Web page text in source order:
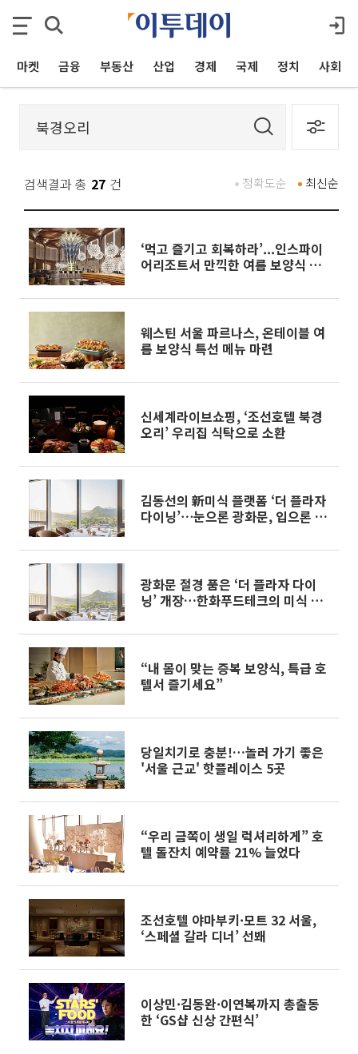
마켓 금융 부동산 산업 경제 국제 정치 사회
검색결과 총 27 건 최신순
정확도순
‘먹고 즐기고 회복하라’...인스파이
어리조트서 만끽한 여름 보양식 여
웨스틴 서울 파르나스, 온테이블 여
름 보양식 특선 메뉴 마련
신세계라이브쇼핑, ‘조선호텔 북경
오리’ 우리집 식탁으로 소환
김동선의 新미식 플랫폼 ‘더 플라자
다이닝’⋯눈으론 광화문, 입으론 파
광화문 절경 품은 ‘더 플라자 다이
닝’ 개장…한화푸드테크의 미식 승
“내 몸이 맞는 증복 보양식, 특급 호
텔서 즐기세요”
당일치기로 충분!…놀러 가기 좋은
'서울 근교' 핫플레이스 5곳
“우리 금쪽이 생일 럭셔리하게” 호
텔 돌잔치 예약률 21% 늘었다
조선호텔 야마부키·모트 32 서울,
‘스페셜 갈라 디너’ 선봬
이상민·김동완·이연복까지 총출동
한 ‘GS샵 신상 간편식’